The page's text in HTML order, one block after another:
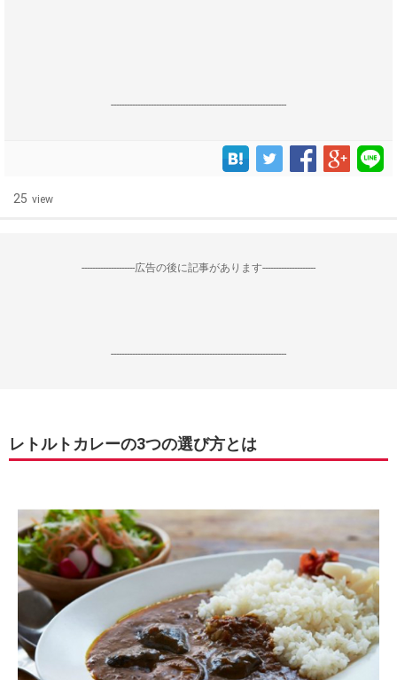
------------------------------------------------------------------
25 view
--------------------広告の後に記事があります--------------------
------------------------------------------------------------------
レトルトカレーの3つの選び方とは